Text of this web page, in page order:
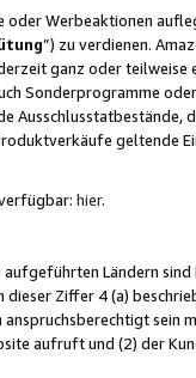
Werbeaktionen
”) zu verdienen.
ganz oder
Sonderprogramme
geltende
hier.
aufgeführten Ländern
dieser Ziffer 4 (a)
sein
aufruft und (2) der